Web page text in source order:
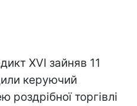
XVI зайняв 11
керуючий
торгівлі